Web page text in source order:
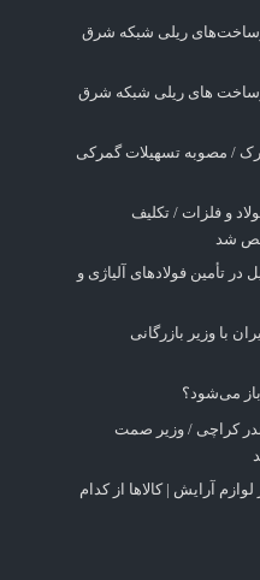
ریلی شبکه شرق
های ریلی شبکه شرق
/ مصوبه تسهیلات گمرکی
و فلزات / تکلیف
تأمین فولادهای آلیاژی و
با وزیر بازرگانی
می‌شود؟
بندر کراچی / وزیر صمت
لوازم آرایش | کالاها از کدام